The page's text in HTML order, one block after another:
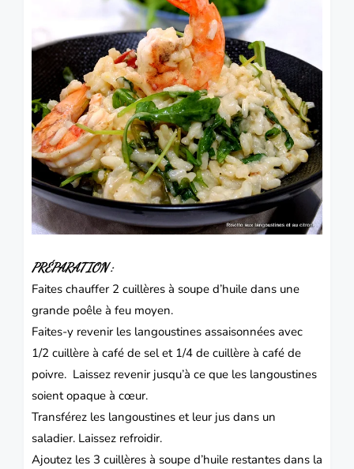
PRÉPARATION:
Faites chauffer 2 cuillères à soupe d’huile dans une
grande poêle à feu moyen.
Faites-y revenir les langoustines assaisonnées avec
1/2 cuillère à café de sel et 1/4 de cuillère à café de
poivre. Laissez revenir jusqu’à ce que les langoustines
soient opaque à cœur.
Transférez les langoustines et leur jus dans un
saladier. Laissez refroidir.
Ajoutez les 3 cuillères à soupe d’huile restantes dans la